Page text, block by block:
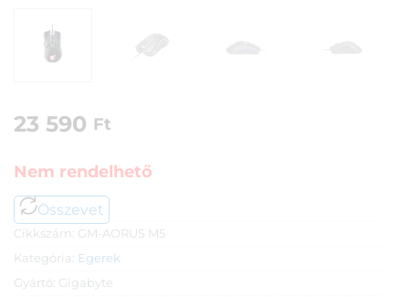
23 590 Ft
Nem rendelhető
Összevet
Cikkszám: GM-AORUS M5
Kategória: Egerek
Gyártó: Gigabyte